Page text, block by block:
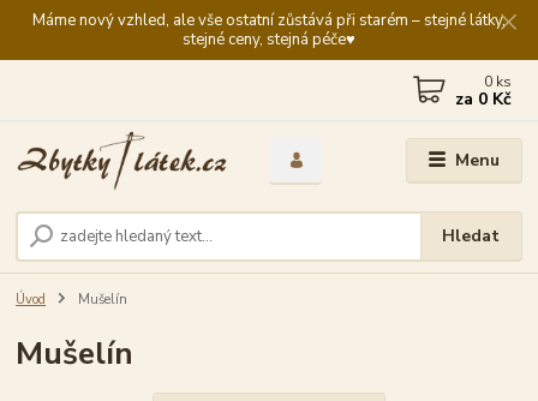
Máme nový vzhled, ale vše ostatní zůstává při starém – stejné látky,
stejné ceny, stejná péče♥️
Menu
Hledat
0 ks
za 0 Kč
Úvod Mušelín
Mušelín